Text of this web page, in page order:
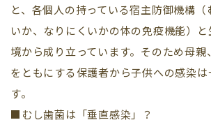
と、各個人の持っている宿主防御機構
いか、なりにくいかの体の免疫機能）
境から成り立っています。そのため母
をともにする保護者から子供への感染
す。
■むし歯菌は「垂直感染」？